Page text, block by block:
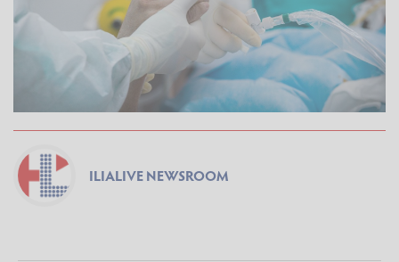
ILIALIVE NEWSROOM